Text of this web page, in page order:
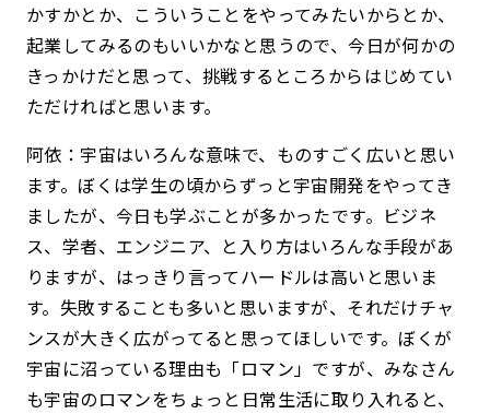
かすかとか、こういうことをやってみたいからとか、
起業してみるのもいいかなと思うので、今日が何かの
きっかけだと思って、挑戦するところからはじめてい
ただければと思います。
阿依：宇宙はいろんな意味で、ものすごく広いと思い
ます。ぼくは学生の頃からずっと宇宙開発をやってき
ましたが、今日も学ぶことが多かったです。ビジネ
ス、学者、エンジニア、と入り方はいろんな手段があ
りますが、はっきり言ってハードルは高いと思いま
す。失敗することも多いと思いますが、それだけチャ
ンスが大きく広がってると思ってほしいです。ぼくが
宇宙に沼っている理由も「ロマン」ですが、みなさん
も宇宙のロマンをちょっと日常生活に取り入れると、